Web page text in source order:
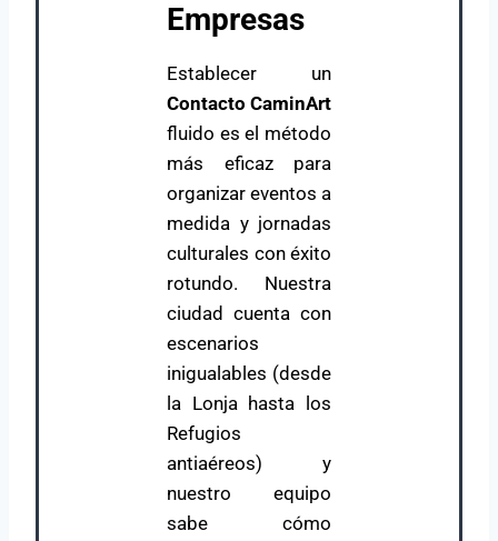
Empresas
Establecer un
Contacto CaminArt
fluido es el método
más eficaz para
organizar eventos a
medida y jornadas
culturales con éxito
rotundo. Nuestra
ciudad cuenta con
escenarios
inigualables (desde
la Lonja hasta los
Refugios
antiaéreos) y
nuestro equipo
sabe cómo